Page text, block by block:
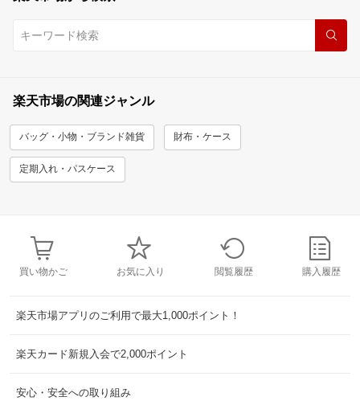
楽天市場の関連ジャンル
バッグ・小物・ブランド雑貨 財布・ケース
定期入れ・パスケース
買い物かご お気に入り 閲覧履歴 購入履歴
楽天市場アプリのご利用で最大1,000ポイント！
楽天カード新規入会で2,000ポイント
安心・安全への取り組み